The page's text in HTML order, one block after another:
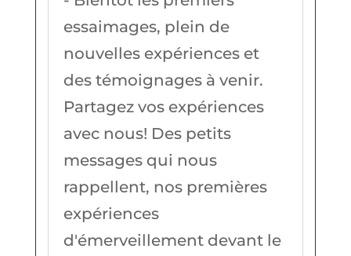
essaimages, plein de
nouvelles expériences et
des témoignages à venir.
Partagez vos expériences
avec nous! Des petits
messages qui nous
rappellent, nos premières
expériences
d'émerveillement devant le